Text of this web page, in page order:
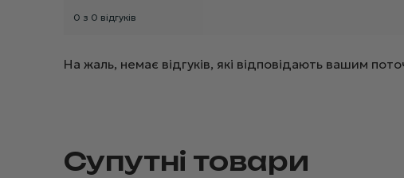
0 з 0 відгуків
На жаль, немає відгуків, які відповідають вашим
Супутні товари